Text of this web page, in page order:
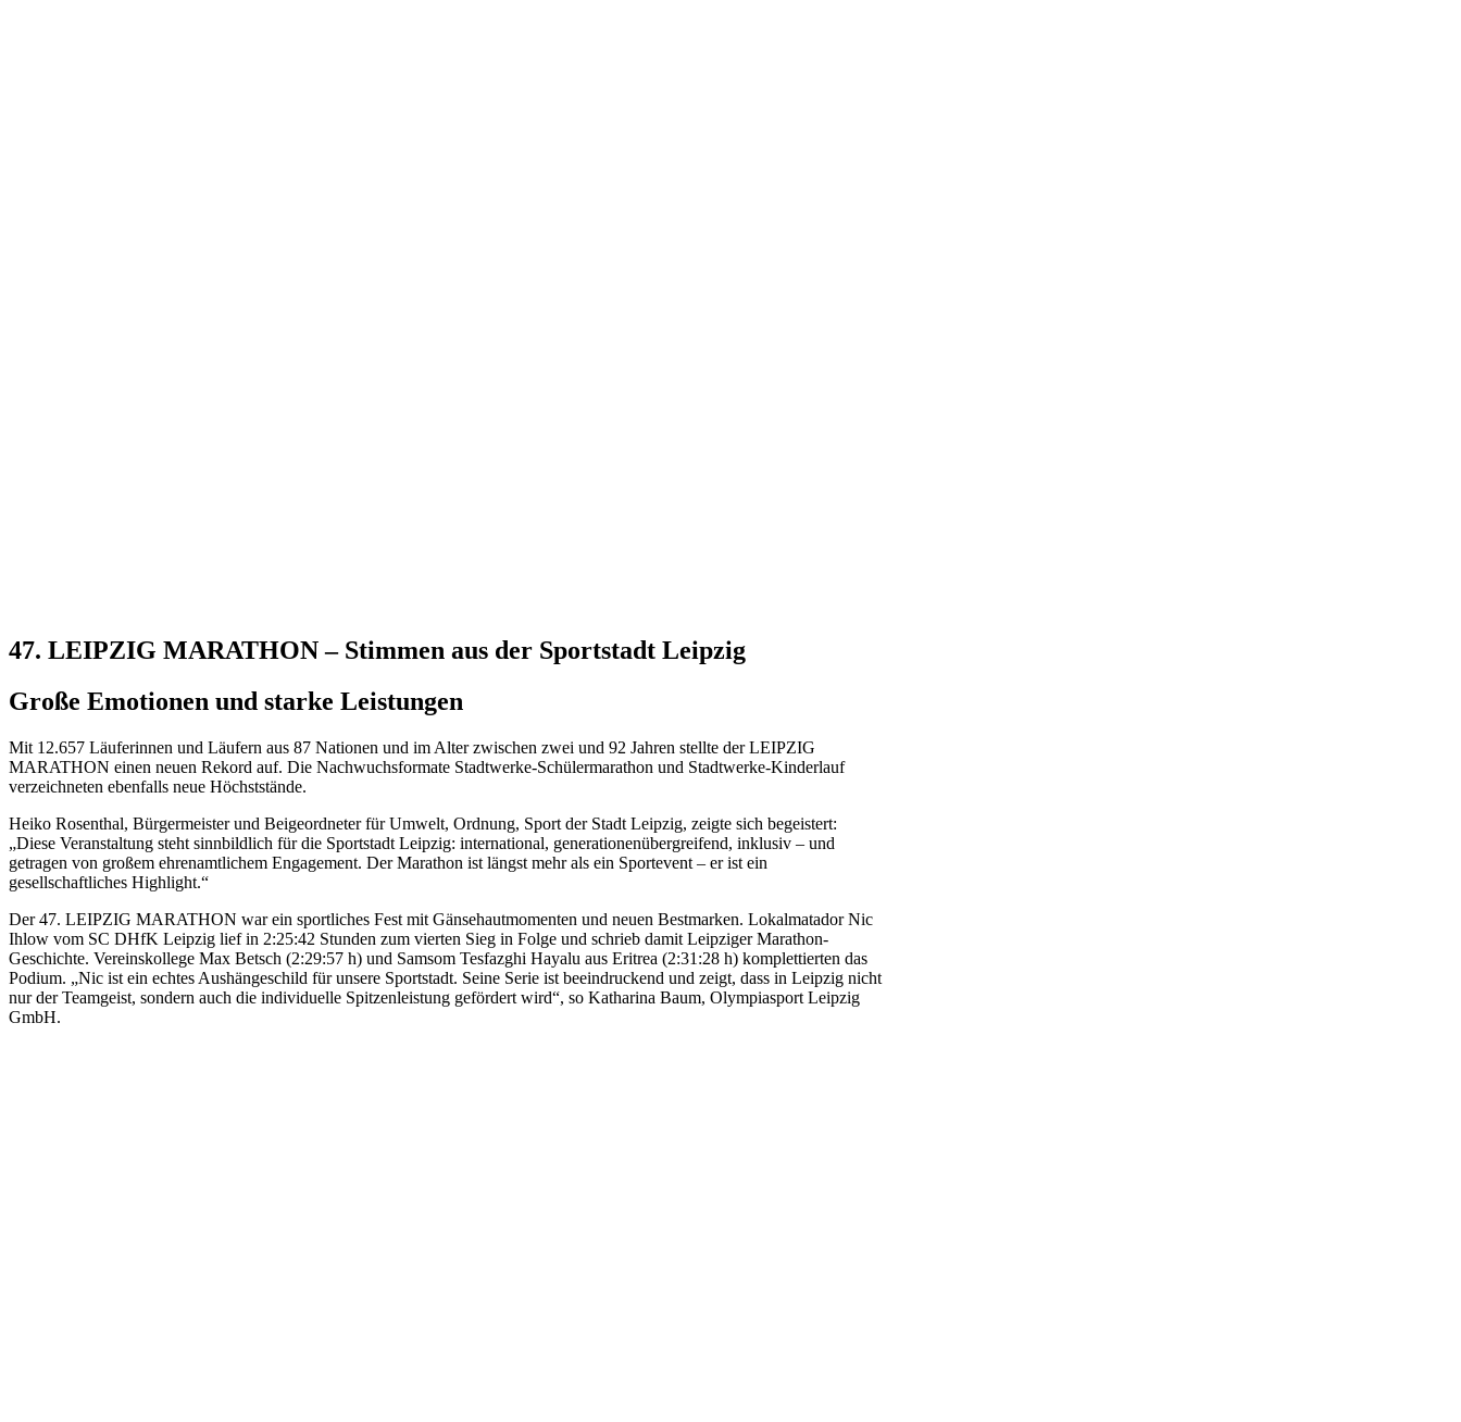
47. LEIPZIG MARATHON – Stimmen aus der Sportstadt Leipzig
Große Emotionen und starke Leistungen
Mit 12.657 Läuferinnen und Läufern aus 87 Nationen und im Alter zwischen zwei und 92 Jahren stellte der LEIPZIG
MARATHON einen neuen Rekord auf. Die Nachwuchsformate Stadtwerke-Schülermarathon und Stadtwerke-Kinderlauf
verzeichneten ebenfalls neue Höchststände.
Heiko Rosenthal, Bürgermeister und Beigeordneter für Umwelt, Ordnung, Sport der Stadt Leipzig, zeigte sich begeistert:
„Diese Veranstaltung steht sinnbildlich für die Sportstadt Leipzig: international, generationenübergreifend, inklusiv – und
getragen von großem ehrenamtlichem Engagement. Der Marathon ist längst mehr als ein Sportevent – er ist ein
gesellschaftliches Highlight.“
Der 47. LEIPZIG MARATHON war ein sportliches Fest mit Gänsehautmomenten und neuen Bestmarken. Lokalmatador Nic
Ihlow vom SC DHfK Leipzig lief in 2:25:42 Stunden zum vierten Sieg in Folge und schrieb damit Leipziger Marathon-
Geschichte. Vereinskollege Max Betsch (2:29:57 h) und Samsom Tesfazghi Hayalu aus Eritrea (2:31:28 h) komplettierten das
Podium. „Nic ist ein echtes Aushängeschild für unsere Sportstadt. Seine Serie ist beeindruckend und zeigt, dass in Leipzig nicht
nur der Teamgeist, sondern auch die individuelle Spitzenleistung gefördert wird“, so Katharina Baum, Olympiasport Leipzig
GmbH.